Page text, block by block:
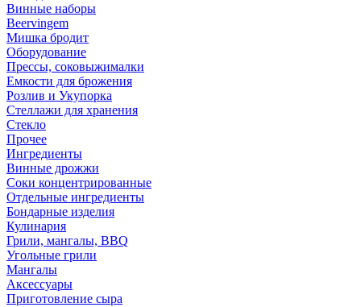
Винные наборы
Beervingem
Мишка бродит
Оборудование
Прессы, соковыжималки
Емкости для брожения
Розлив и Укупорка
Стеллажи для хранения
Стекло
Прочее
Ингредиенты
Винные дрожжи
Соки концентрированные
Отдельные ингредиенты
Бондарные изделия
Кулинария
Грили, мангалы, BBQ
Угольные грили
Мангалы
Аксессуары
Приготовление сыра